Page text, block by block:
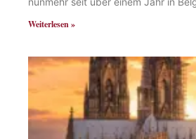
Weiterlesen »